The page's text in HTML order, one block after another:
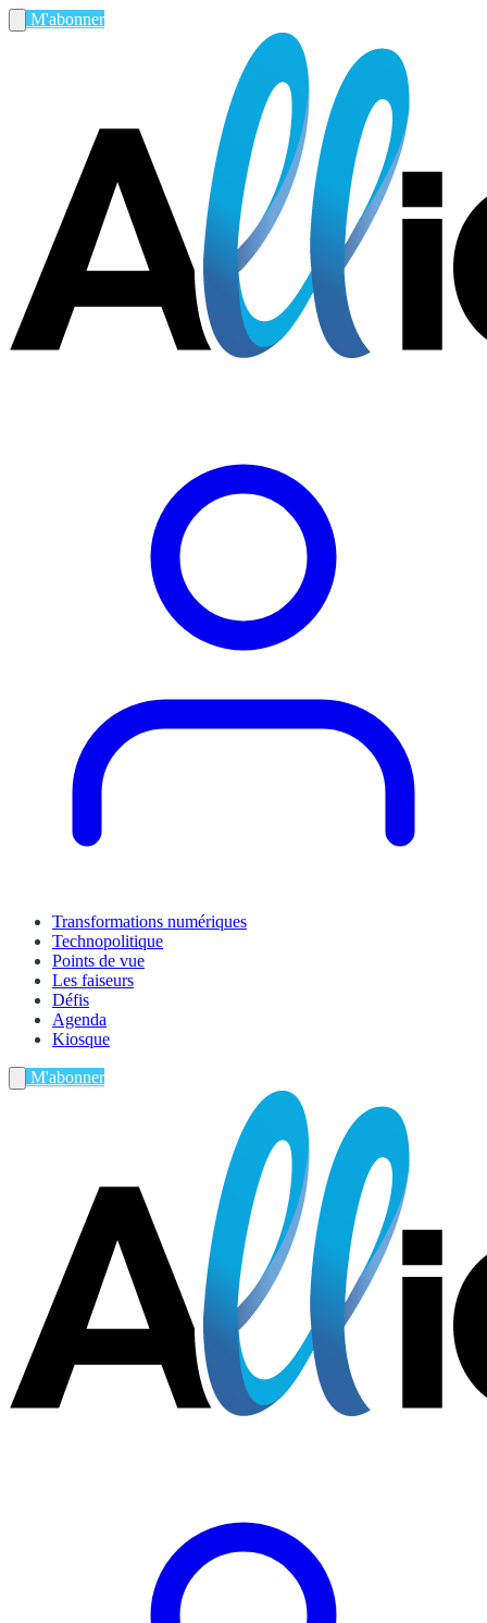
M'abonner
Transformations numériques
Technopolitique
Points de vue
Les faiseurs
Défis
Agenda
Kiosque
M'abonner